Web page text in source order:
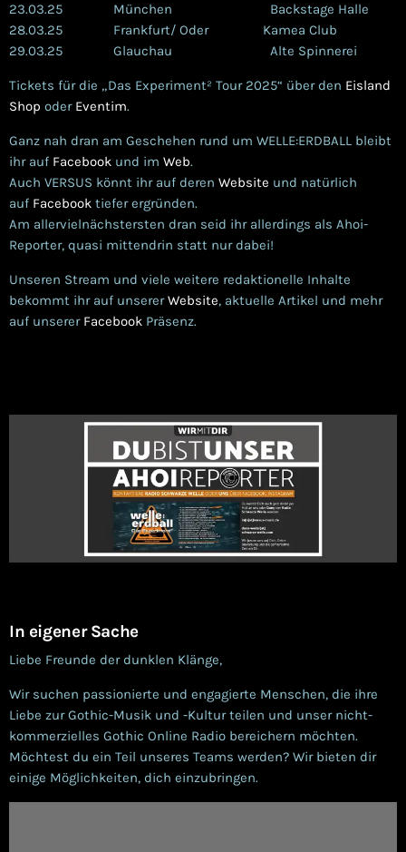
23.03.25 München Backstage Halle
28.03.25 Frankfurt/ Oder Kamea Club
29.03.25 Glauchau Alte Spinnerei
Tickets für die „Das Experiment² Tour 2025“ über den Eisland
Shop oder Eventim.
Ganz nah dran am Geschehen rund um WELLE:ERDBALL bleibt
ihr auf Facebook und im Web.
Auch VERSUS könnt ihr auf deren Website und natürlich
auf Facebook tiefer ergründen.
Am allervielnächstersten dran seid ihr allerdings als Ahoi-
Reporter, quasi mittendrin statt nur dabei!
Unseren Stream und viele weitere redaktionelle Inhalte
bekommt ihr auf unsererWebsite, aktuelle Artikel und mehr
auf unserer Facebook Präsenz.
In eigener Sache
Liebe Freunde der dunklen Klänge,
Wir suchen passionierte und engagierte Menschen, die ihre
Liebe zur Gothic-Musik und -Kultur teilen und unser nicht-
kommerzielles Gothic Online Radio bereichern möchten.
Möchtest du ein Teil unseres Teams werden? Wir bieten dir
einige Möglichkeiten, dich einzubringen.